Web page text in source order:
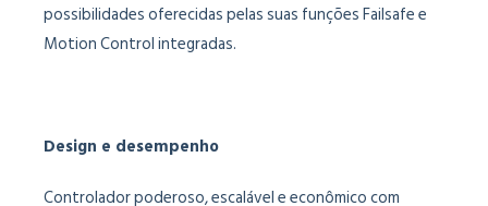
possibilidades oferecidas pelas suas funções Failsafe e
Motion Control integradas.
Design e desempenho
Controlador poderoso, escalável e econômico com